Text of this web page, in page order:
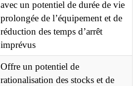
avec un potentiel de durée de vie
prolongée de l’équipement et de
réduction des temps d’arrêt
imprévus
Offre un potentiel de
rationalisation des stocks et de